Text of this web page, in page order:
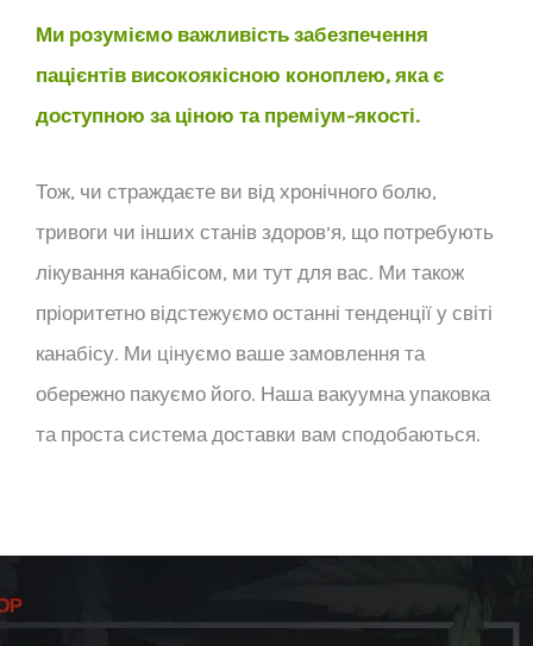
Ми розуміємо важливість забезпечення
пацієнтів високоякісною коноплею, яка є
доступною за ціною та преміум-якості.
Тож, чи страждаєте ви від хронічного болю,
тривоги чи інших станів здоров’я, що потребують
лікування канабісом, ми тут для вас. Ми також
пріоритетно відстежуємо останні тенденції у світі
канабісу. Ми цінуємо ваше замовлення та
обережно пакуємо його. Наша вакуумна упаковка
та проста система доставки вам сподобаються.